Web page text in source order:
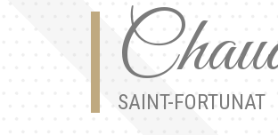
SAINT-FORTUNAT